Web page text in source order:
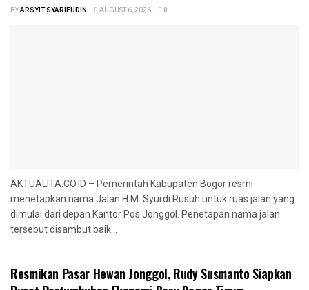
BYARSYIT SYARIFUDIN AUGUST 6, 2026 0
AKTUALITA.CO.ID – Pemerintah Kabupaten Bogor resmi
menetapkan nama Jalan H.M. Syurdi Rusuh untuk ruas jalan yang
dimulai dari depan Kantor Pos Jonggol. Penetapan nama jalan
tersebut disambut baik...
Resmikan Pasar Hewan Jonggol, Rudy Susmanto Siapkan